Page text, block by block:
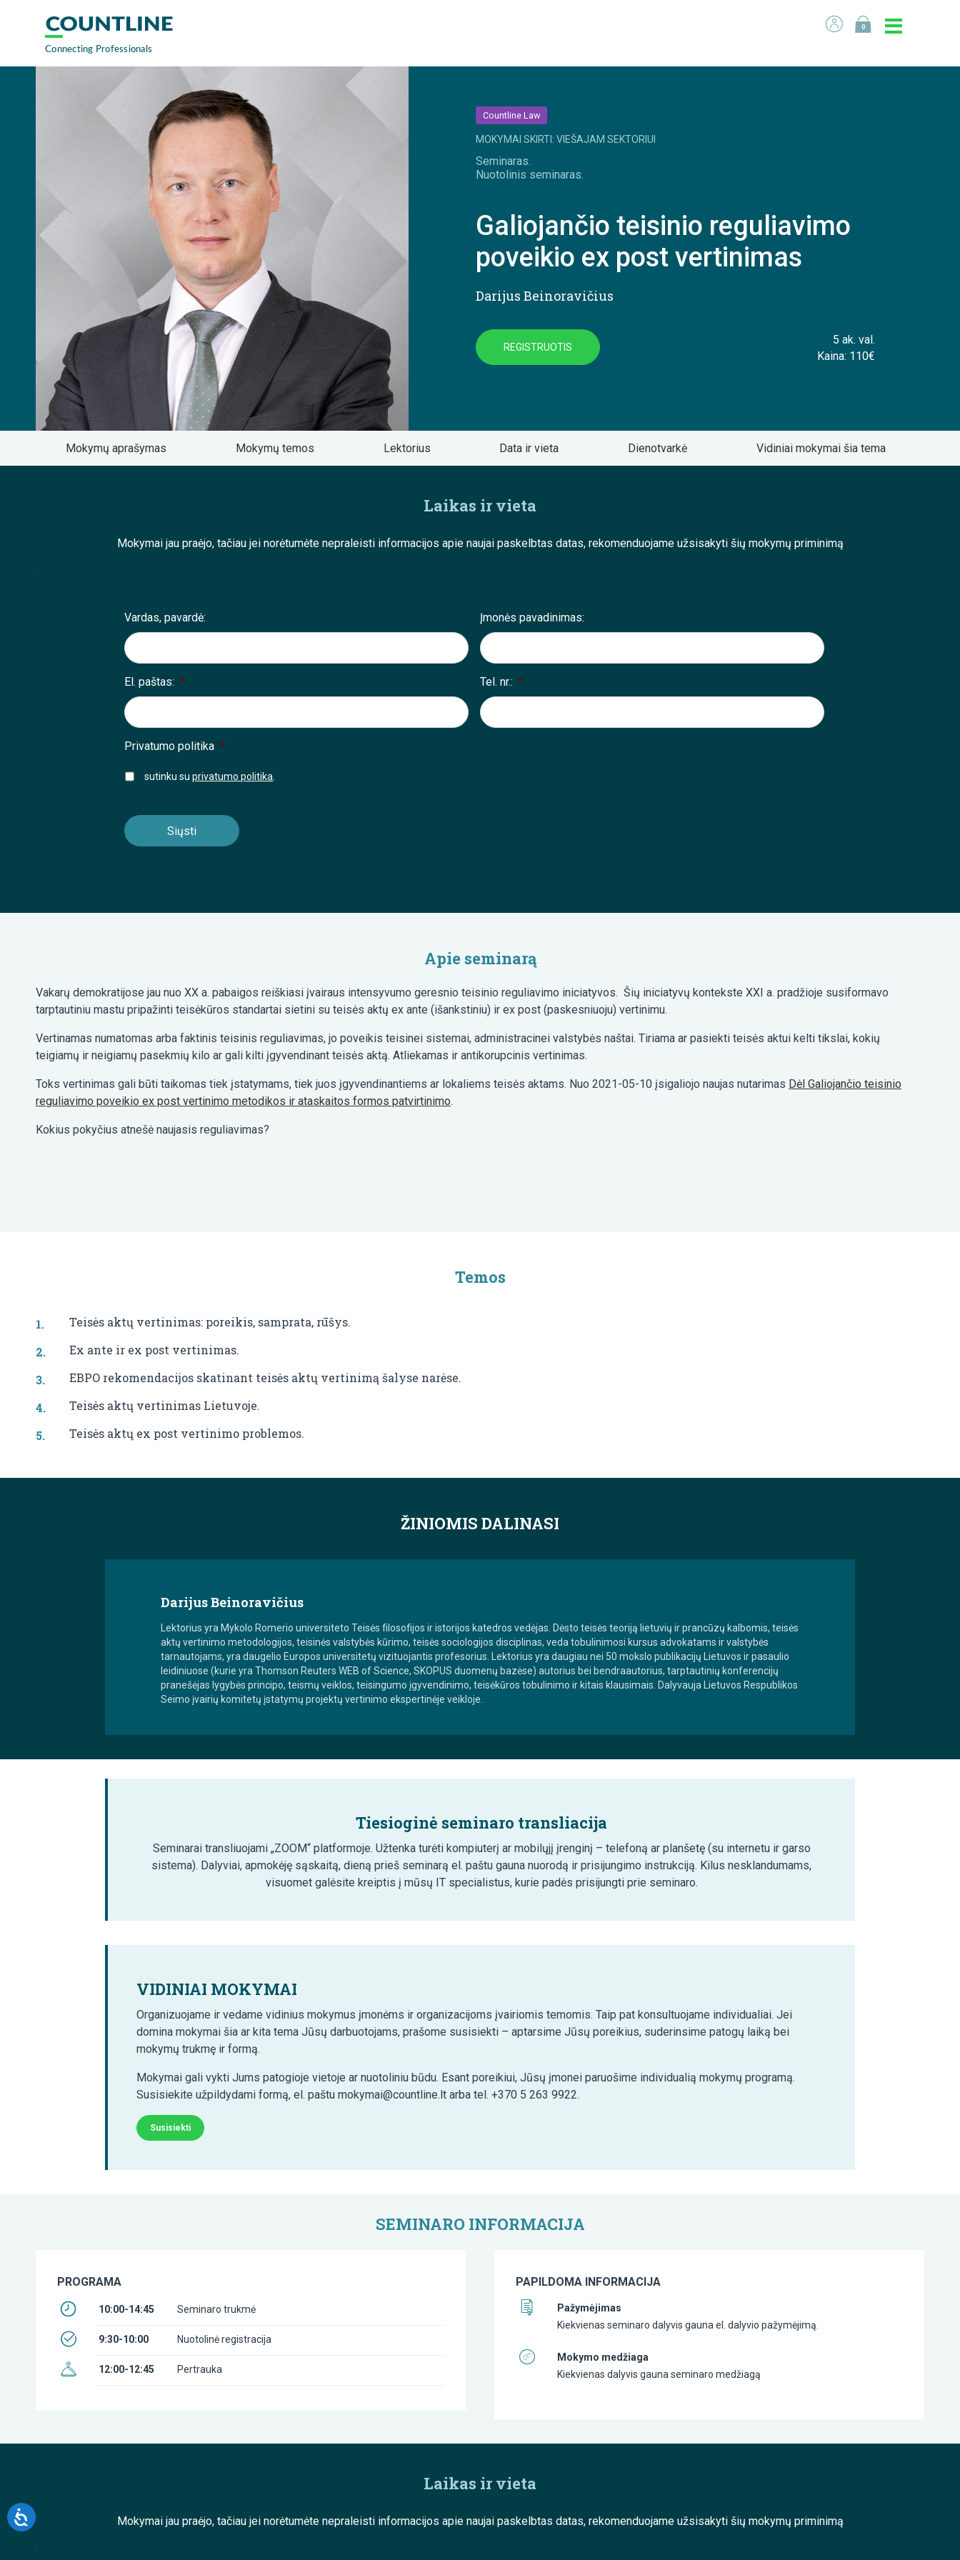
0
Countline Law
MOKYMAI SKIRTI: VIEŠAJAM SEKTORIUI
Seminaras.
Nuotolinis seminaras.
Galiojančio teisinio reguliavimo
poveikio ex post vertinimas
Darijus Beinoravičius
REGISTRUOTIS
5 ak. val.
Kaina: 110€
Mokymų aprašymas Mokymų temos Lektorius Data ir vieta Dienotvarkė Vidiniai mokymai šia tema
Laikas ir vieta
Mokymai jau praėjo, tačiau jei norėtumėte nepraleisti informacijos apie naujai paskelbtas datas, rekomenduojame užsisakyti šių mokymų priminimą
;
Vardas, pavardė: Įmonės pavadinimas:
El. paštas: * Tel. nr.: *
Privatumo politika *
sutinku suprivatumo politika
Apie seminarą
Vakarų demokratijose jau nuo XX a. pabaigos reiškiasi įvairaus intensyvumo geresnio teisinio reguliavimo iniciatyvos. Šių iniciatyvų kontekste XXI a. pradžioje susiformavo
tarptautiniu mastu pripažinti teisėkūros standartai sietini su teisės aktų ex ante (išankstiniu) ir ex post (paskesniuoju) vertinimu.
Vertinamas numatomas arba faktinis teisinis reguliavimas, jo poveikis teisinei sistemai, administracinei valstybės naštai. Tiriama ar pasiekti teisės aktui kelti tikslai, kokių
teigiamų ir neigiamų pasekmių kilo ar gali kilti įgyvendinant teisės aktą. Atliekamas ir antikorupcinis vertinimas.
Toks vertinimas gali būti taikomas tiek įstatymams, tiek juos įgyvendinantiems ar lokaliems teisės aktams. Nuo 2021-05-10 įsigaliojo naujas nutarimas Dėl Galiojančio teisinio
reguliavimo poveikio ex post vertinimo metodikos ir ataskaitos formos patvirtinimo.
Kokius pokyčius atnešė naujasis reguliavimas?
Temos
Teisės aktų vertinimas: poreikis, samprata, rūšys.
Ex ante ir ex post vertinimas.
EBPO rekomendacijos skatinant teisės aktų vertinimą šalyse narėse.
Teisės aktų vertinimas Lietuvoje.
Teisės aktų ex post vertinimo problemos.
ŽINIOMIS DALINASI
Darijus Beinoravičius
Lektorius yra Mykolo Romerio universiteto Teisės filosofijos ir istorijos katedros vedėjas. Dėsto teisės teoriją lietuvių ir prancūzų kalbomis, teisės
aktų vertinimo metodologijos, teisinės valstybės kūrimo, teisės sociologijos disciplinas, veda tobulinimosi kursus advokatams ir valstybės
tarnautojams, yra daugelio Europos universitetų vizituojantis profesorius. Lektorius yra daugiau nei 50 mokslo publikacijų Lietuvos ir pasaulio
leidiniuose (kurie yra Thomson Reuters WEB of Science, SKOPUS duomenų bazėse) autorius bei bendraautorius, tarptautinių konferencijų
pranešėjas lygybės principo, teismų veiklos, teisingumo įgyvendinimo, teisėkūros tobulinimo ir kitais klausimais. Dalyvauja Lietuvos Respublikos
Seimo įvairių komitetų įstatymų projektų vertinimo ekspertinėje veikloje.
Tiesioginė seminaro transliacija
Seminarai transliuojami „ZOOM“ platformoje. Užtenka turėti kompiuterį ar mobilųjį įrenginį – telefoną ar planšetę (su internetu ir garso
sistema). Dalyviai, apmokėję sąskaitą, dieną prieš seminarą el. paštu gauna nuorodą ir prisijungimo instrukciją. Kilus nesklandumams,
visuomet galėsite kreiptis į mūsų IT specialistus, kurie padės prisijungti prie seminaro.
VIDINIAI MOKYMAI
Organizuojame ir vedame vidinius mokymus įmonėms ir organizacijoms įvairiomis temomis. Taip pat konsultuojame individualiai. Jei
domina mokymai šia ar kita tema Jūsų darbuotojams, prašome susisiekti – aptarsime Jūsų poreikius, suderinsime patogų laiką bei
mokymų trukmę ir formą.
Mokymai gali vykti Jums patogioje vietoje ar nuotoliniu būdu. Esant poreikiui, Jūsų įmonei paruošime individualią mokymų programą.
Susisiekite užpildydami formą, el. paštu mokymai@countline.lt arba tel. +370 5 263 9922.
Susisiekti
SEMINARO INFORMACIJA
PROGRAMA
10:00-14:45 Seminaro trukmė
9:30-10:00 Nuotolinė registracija
12:00-12:45 Pertrauka
PAPILDOMA INFORMACIJA
Pažymėjimas
Kiekvienas seminaro dalyvis gauna el. dalyvio pažymėjimą.
Mokymo medžiaga
Kiekvienas dalyvis gauna seminaro medžiagą
Laikas ir vieta
Mokymai jau praėjo, tačiau jei norėtumėte nepraleisti informacijos apie naujai paskelbtas datas, rekomenduojame užsisakyti šių mokymų priminimą
;